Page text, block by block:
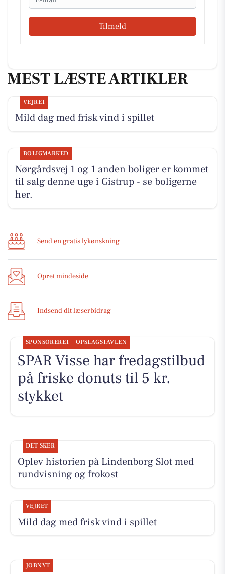
Tilmeld
MEST LÆSTE ARTIKLER
VEJRET
Mild dag med frisk vind i spillet
BOLIGMARKED
Nørgårdsvej 1 og 1 anden boliger er kommet
til salg denne uge i Gistrup - se boligerne
her.
Send en gratis lykønskning
Opret mindeside
Indsend dit læserbidrag
SPONSORERET OPSLAGSTAVLEN
SPAR Visse har fredagstilbud
på friske donuts til 5 kr.
stykket
DET SKER
Oplev historien på Lindenborg Slot med
rundvisning og frokost
VEJRET
Mild dag med frisk vind i spillet
JOBNYT